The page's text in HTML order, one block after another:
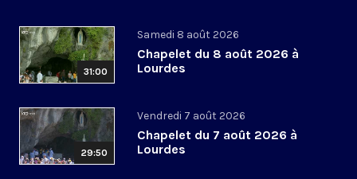
31:00
Samedi 8 août 2026
Chapelet du 8 août 2026 à
Lourdes
29:50
Vendredi 7 août 2026
Chapelet du 7 août 2026 à
Lourdes